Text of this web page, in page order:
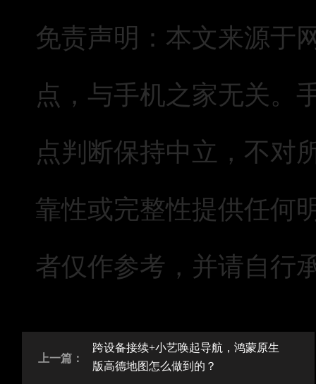
免责声明：本文来源于
点，与手机之家无关。
点判断保持中立，不对
靠性或完整性提供任何
者仅作参考，并请自行
上一篇：
跨设备接续+小艺唤起导航，鸿蒙原生
版高德地图怎么做到的？